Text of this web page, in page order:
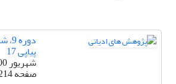
پیاپی 17
شهریور 1400
صفحه